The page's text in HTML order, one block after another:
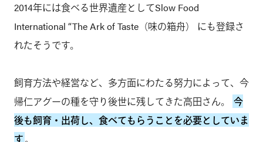
2014年には食べる世界遺産としてSlow Food
International “The Ark of Taste（味の箱舟） にも登録さ
れたそうです。
飼育方法や経営など、多方面にわたる努力によって、今
帰仁アグーの種を守り後世に残してきた高田さん。 今
後も飼育・出荷し、食べてもらうことを必要としていま
す。